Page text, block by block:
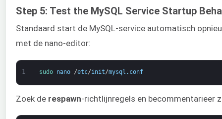
Step 5: Test the MySQL Service Startup
Standaard start de MySQL-service automatisch
met de nano-editor:
1 sudo nano /etc/init/mysql . conf
Zoek de respawn-richtlijnregels en becommentarieer